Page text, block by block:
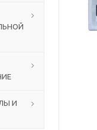
И
батареи для ИБП